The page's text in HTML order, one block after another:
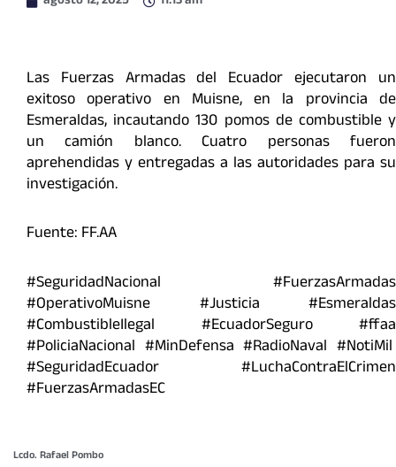
Las Fuerzas Armadas del Ecuador ejecutaron un
exitoso operativo en Muisne, en la provincia de
Esmeraldas, incautando 130 pomos de combustible y
un camión blanco. Cuatro personas fueron
aprehendidas y entregadas a las autoridades para su
investigación.
Fuente: FF.AA
#SeguridadNacional #FuerzasArmadas
#OperativoMuisne #Justicia #Esmeraldas
#CombustibleIlegal #EcuadorSeguro #ffaa
#PoliciaNacional #MinDefensa #RadioNaval #NotiMil
#SeguridadEcuador #LuchaContraElCrimen
#FuerzasArmadasEC
Lcdo. Rafael Pombo